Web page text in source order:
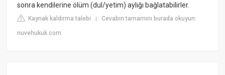
sonra kendilerine ölüm (dul/yetim) aylığı bağlatabilirler.
Kaynak kaldırma talebi |Cevabın tamamını burada okuyun:
nuvehukuk.com